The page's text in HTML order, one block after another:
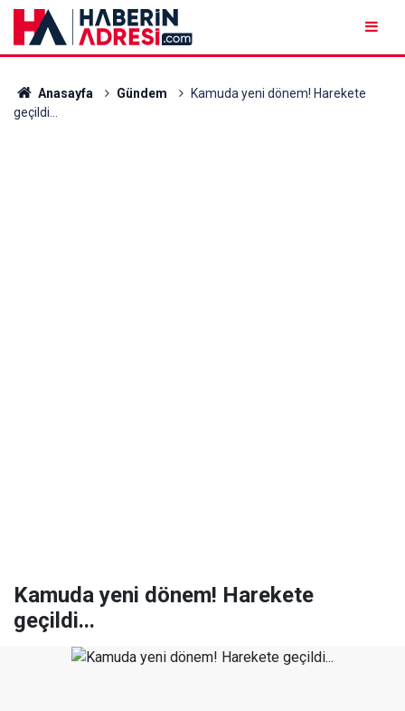
Anasayfa Gündem
Kamuda yeni dönem! Harekete
geçildi...
Kamuda yeni dönem! Harekete
geçildi...